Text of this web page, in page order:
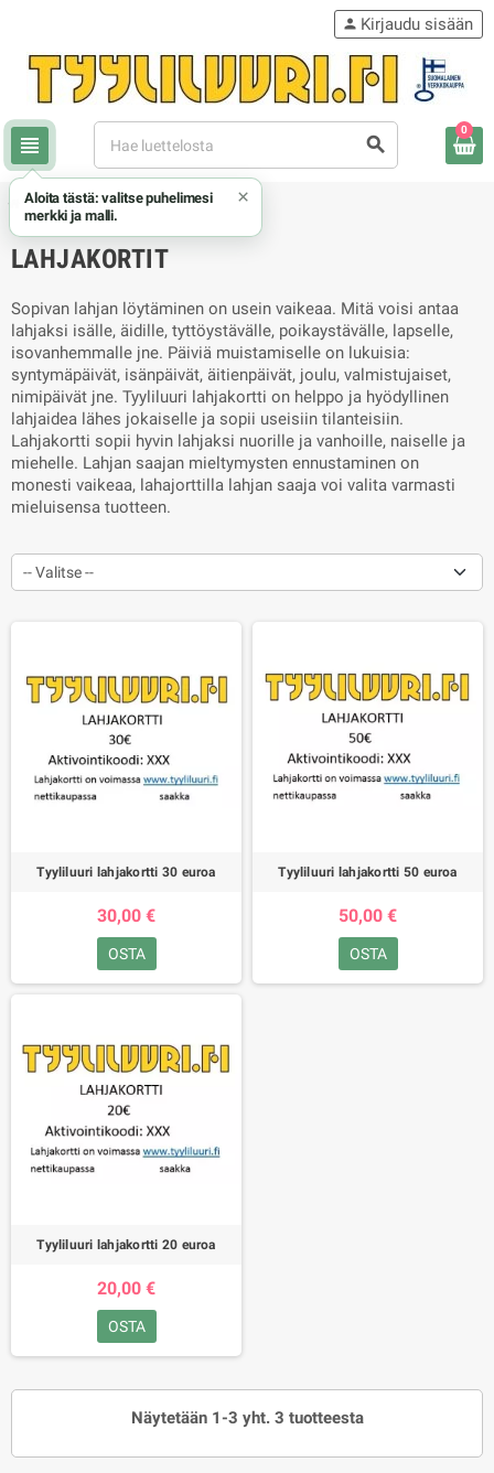
view_headline search
person Kirjaudu sisään
0
chevron_right Lahjakortit
LAHJAKORTIT
Sopivan lahjan löytäminen on usein vaikeaa. Mitä voisi antaa
lahjaksi isälle, äidille, tyttöystävälle, poikaystävälle, lapselle,
isovanhemmalle jne. Päiviä muistamiselle on lukuisia:
syntymäpäivät, isänpäivät, äitienpäivät, joulu, valmistujaiset,
nimipäivät jne. Tyyliluuri lahjakortti on helppo ja hyödyllinen
lahjaidea lähes jokaiselle ja sopii useisiin tilanteisiin.
Lahjakortti sopii hyvin lahjaksi nuorille ja vanhoille, naiselle ja
miehelle. Lahjan saajan mieltymysten ennustaminen on
monesti vaikeaa, lahajorttilla lahjan saaja voi valita varmasti
mieluisensa tuotteen.
-- Valitse --
Tyyliluuri lahjakortti 30 euroa
30,00 €
OSTA
Tyyliluuri lahjakortti 50 euroa
50,00 €
OSTA
Tyyliluuri lahjakortti 20 euroa
20,00 €
OSTA
Näytetään 1-3 yht. 3 tuotteesta
Aloita tästä: valitse puhelimesi
merkki ja malli.
×